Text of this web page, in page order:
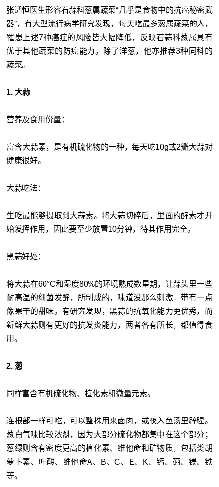
张适恒医生形容石蒜科葱属蔬菜“几乎是食物中的抗癌秘密武
器”，有大型流行病学研究发现，每天吃最多葱属蔬菜的人，
罹患上述7种癌症的风险皆大幅降低，反映石蒜科葱属具有
优于其他蔬菜的防癌能力。除了洋葱，他亦推荐3种同科的
蔬菜。
1. 大蒜
营养及食用份量：
富含大蒜素，是有机硫化物的一种，每天吃10g或2瓣大蒜对
健康很好。
大蒜吃法：
生吃最能够摄取到大蒜素。将大蒜切碎后，里面的酵素才开
始发挥作用，因此要至少放置10分钟，待其作用完全。
黑蒜好处：
将大蒜在60°C和湿度80%的环境熟成数星期，让蒜头里一些
耐高温的细菌发酵，所制成的，味道没那么刺激，带有一点
像果干的甜味。有研究发现，黑蒜的抗氧化能力更优秀，而
新鲜大蒜则有更好的抗发炎能力，两者各有所长，都值得食
用。
2. 葱
同样富含有机硫化物、植化素和微量元素。
连根部一样可吃，可以整株用来卤肉，或夜入鱼汤里辟腥。
葱白气味比较浓烈，因为大部分硫化物都集中在这个部分；
葱绿则含有密度更高的植化素、维他命和矿物质，包括类胡
萝卜素、叶酸、维他命A、B、C、E、K、钙、硒、镁、铁
等。